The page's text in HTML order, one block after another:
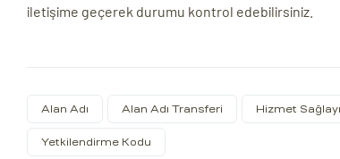
iletişime geçerek durumu kontrol edebilirsiniz.
Alan Adı Alan Adı Transferi Hizmet
Yetkilendirme Kodu